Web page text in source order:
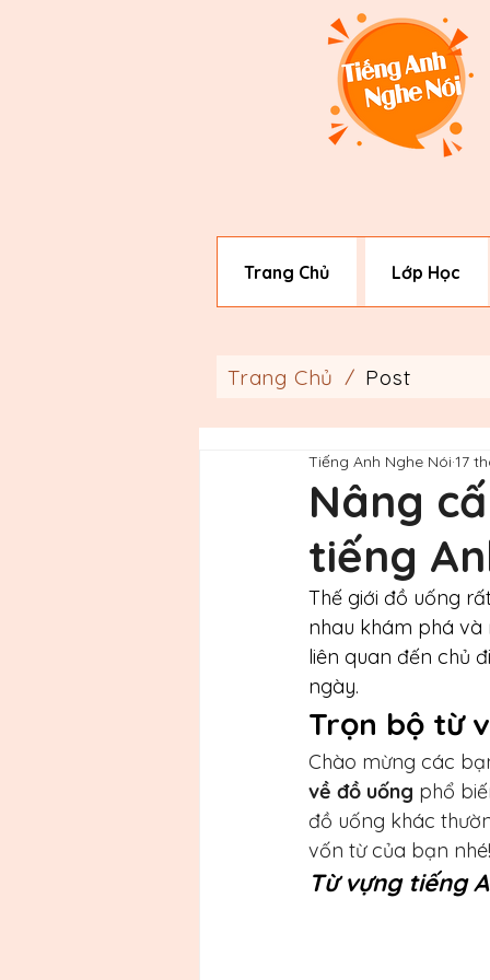
Trang Chủ Lớp Học
Trang Chủ / Post
Nâng
tiếng
Tiếng Anh Nghe Nói 17
Thế giới đồ uống
nhau khám phá
liên quan đến chủ
ngày.
Trọn bộ từ
Chào mừng các
về đồ uống phổ
đồ uống khác
vốn từ của bạn nhé!
Từ vựng tiếng